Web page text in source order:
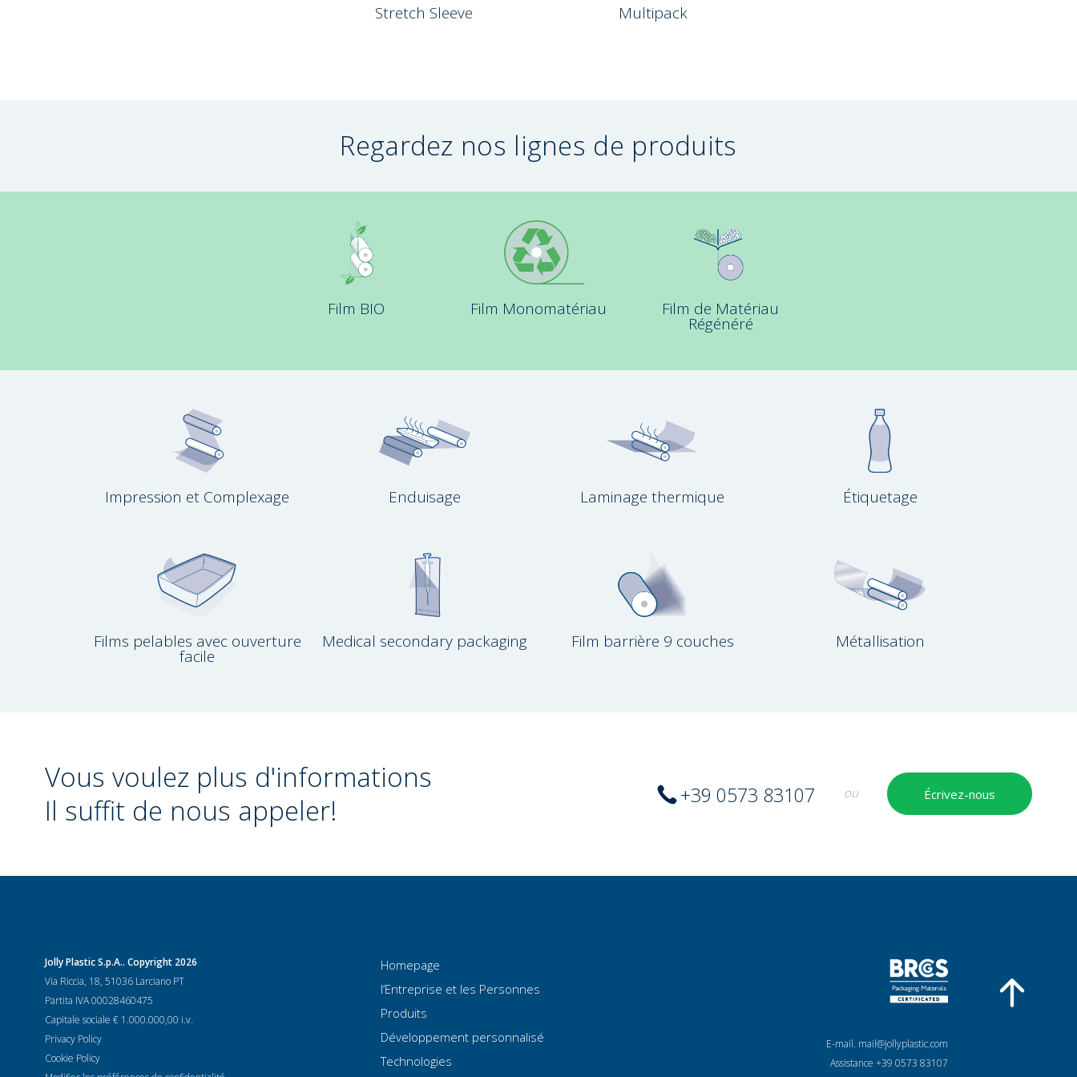
Stretch Sleeve
Multipack
Regardez nos lignes de produits
Film BIO Film Monomatériau Film de Matériau
Régénéré
Impression et Complexage Enduisage Laminage thermique Étiquetage
Films pelables avec ouverture
facile
Medical secondary packaging Film barrière 9 couches Métallisation
Vous voulez plus d'informations
Il suffit de nous appeler!
+39 0573 83107 ou Écrivez-nous
Homepage
l’Entreprise et les Personnes
Produits
Développement personnalisé
Technologies
E-mail. mail@jollyplastic.com
Assistance +39 0573 83107
Jolly Plastic S.p.A.. Copyright 2026
Via Riccia, 18, 51036 Larciano PT
Partita IVA 00028460475
Capitale sociale € 1.000.000,00 i.v.
Privacy Policy
Cookie Policy